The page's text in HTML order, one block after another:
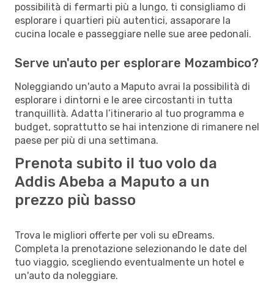
possibilità di fermarti più a lungo, ti consigliamo di
esplorare i quartieri più autentici, assaporare la
cucina locale e passeggiare nelle sue aree pedonali.
Serve un'auto per esplorare Mozambico?
Noleggiando un'auto a Maputo avrai la possibilità di
esplorare i dintorni e le aree circostanti in tutta
tranquillità. Adatta l’itinerario al tuo programma e
budget, soprattutto se hai intenzione di rimanere nel
paese per più di una settimana.
Prenota subito il tuo volo da
Addis Abeba a Maputo a un
prezzo più basso
Trova le migliori offerte per voli su eDreams.
Completa la prenotazione selezionando le date del
tuo viaggio, scegliendo eventualmente un hotel e
un'auto da noleggiare.